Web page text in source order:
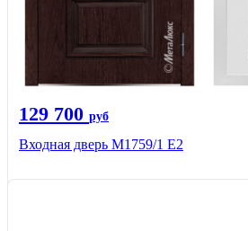
129 700 руб
Входная дверь М1759/1 Е2